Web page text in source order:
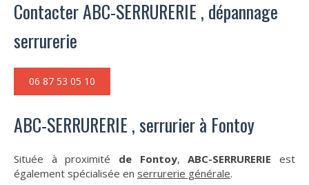
Contacter ABC-SERRURERIE , dépannage
serrurerie
06 87 53 05 10
ABC-SERRURERIE , serrurier à Fontoy
Située à proximité de Fontoy,ABC-SERRURERIEest
également spécialisée en serrurerie générale.